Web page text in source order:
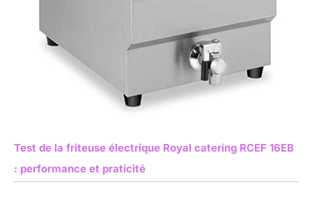
Test de la friteuse électrique Royal catering RCEF 16EB
: performance et praticité